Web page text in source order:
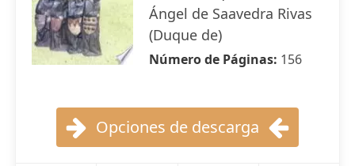
Ángel de Saavedra Rivas
(Duque de)
Número de Páginas: 156
Opciones de descarga